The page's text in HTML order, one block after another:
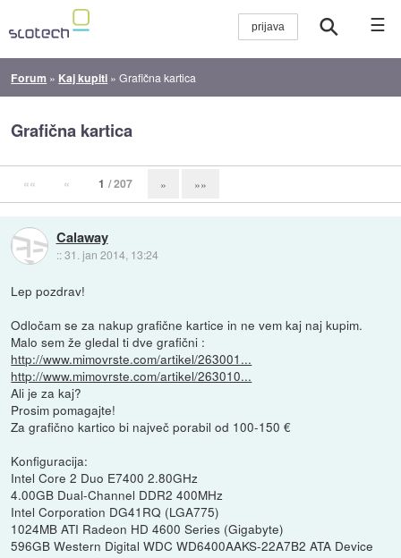
☰
Forum » Kaj kupiti »Grafična kartica
Grafična kartica
«« « 1 / 207 » »»
Calaway
::31. jan 2014, 13:24
Lep pozdrav!
Odločam se za nakup grafične kartice in ne vem kaj naj kupim.
Malo sem že gledal ti dve grafični :
http://www.mimovrste.com/artikel/263001...
http://www.mimovrste.com/artikel/263010...
Ali je za kaj?
Prosim pomagajte!
Za grafično kartico bi največ porabil od 100-150 €
Konfiguracija:
Intel Core 2 Duo E7400 2.80GHz
4.00GB Dual-Channel DDR2 400MHz
Intel Corporation DG41RQ (LGA775)
1024MB ATI Radeon HD 4600 Series (Gigabyte)
596GB Western Digital WDC WD6400AAKS-22A7B2 ATA Device